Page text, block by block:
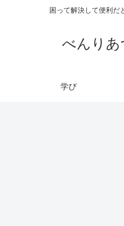
困って解決して便利だ
べんりあ
学び